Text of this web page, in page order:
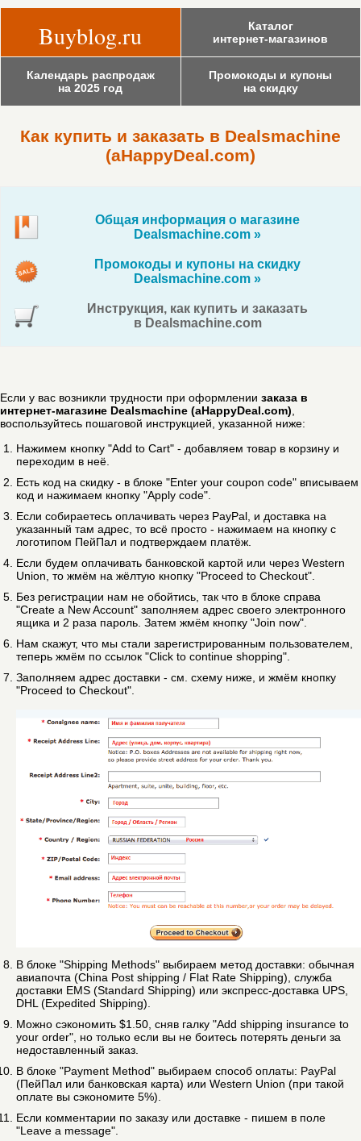
Buyblog.ru
Каталог
интернет-магазинов
Календарь распродаж
на 2025 год
Промокоды и купоны
на скидку
Как купить и заказать в Dealsmachine
(aHappyDeal.com)
Общая информация о магазине
Dealsmachine.com »
Промокоды и купоны на скидку
Dealsmachine.com »
Инструкция, как купить и заказать
в Dealsmachine.com
Если у вас возникли трудности при оформлении заказа в
интернет-магазине Dealsmachine (aHappyDeal.com)
воспользуйтесь пошаговой инструкцией, указанной ниже:
Нажимем кнопку "Add to Cart" - добавляем товар в корзину и
переходим в неё.
Есть код на скидку - в блоке "Enter your coupon code" вписываем
код и нажимаем кнопку "Apply code".
Если собираетесь оплачивать через PayPal, и доставка на
указанный там адрес, то всё просто - нажимаем на кнопку с
логотипом ПейПал и подтверждаем платёж.
Если будем оплачивать банковской картой или через Western
Union, то жмём на жёлтую кнопку "Proceed to Checkout".
Без регистрации нам не обойтись, так что в блоке справа
"Create a New Account" заполняем адрес своего электронного
ящика и 2 раза пароль. Затем жмём кнопку "Join now".
Нам скажут, что мы стали зарегистрированным пользователем,
теперь жмём по ссылок "Click to continue shopping".
Заполняем адрес доставки - см. схему ниже, и жмём кнопку
"Proceed to Checkout".
В блоке "Shipping Methods" выбираем метод доставки: обычная
авиапочта (China Post shipping / Flat Rate Shipping), служба
доставки EMS (Standard Shipping) или экспресс-доставка UPS,
DHL (Expedited Shipping).
Можно сэкономить $1.50, сняв галку "Add shipping insurance to
your order", но только если вы не боитесь потерять деньги за
недоставленный заказ.
В блоке "Payment Method" выбираем способ оплаты: PayPal
(ПейПал или банковская карта) или Western Union (при такой
оплате вы сэкономите 5%).
Если комментарии по заказу или доставке - пишем в поле
"Leave a message".